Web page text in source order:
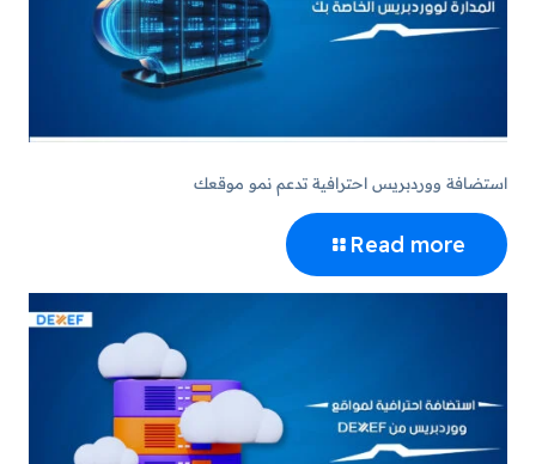
استضافة ووردبريس احترافية تدعم نمو موقعك
Read more